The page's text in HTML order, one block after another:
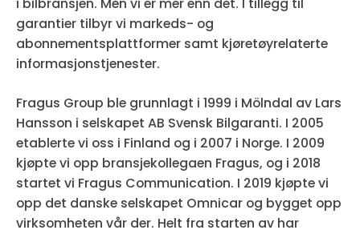
garantier tilbyr vi markeds- og
abonnementsplattformer samt kjøretøyrelaterte
informasjonstjenester.
Fragus Group ble grunnlagt i 1999 i Mölndal av Lars
Hansson i selskapet AB Svensk Bilgaranti. I 2005
etablerte vi oss i Finland og i 2007 i Norge. I 2009
kjøpte vi opp bransjekollegaen Fragus, og i 2018
startet vi Fragus Communication. I 2019 kjøpte vi
opp det danske selskapet Omnicar og bygget opp
virksomheten vår der. Helt fra starten av har